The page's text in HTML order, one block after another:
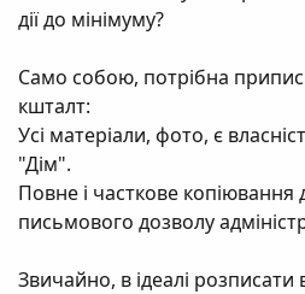
дії до мінімуму?
Само собою, потрібна
кшталт:
Усі матеріали, фото, є
"Дім".
Повне і часткове
письмового дозволу
Звичайно, в ідеалі розписати